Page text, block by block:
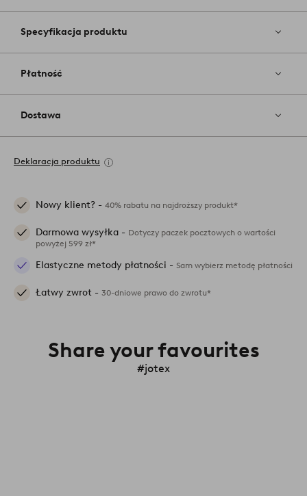
Specyfikacja produktu
Płatność
Dostawa
Deklaracja produktu
Nowy klient? - 40% rabatu na najdroższy produkt*
Darmowa wysyłka - Dotyczy paczek pocztowych o wartości
powyżej 599 zł*
Elastyczne metody płatności - Sam wybierz metodę płatności
Łatwy zwrot - 30-dniowe prawo do zwrotu*
Share your favourites
#jotex